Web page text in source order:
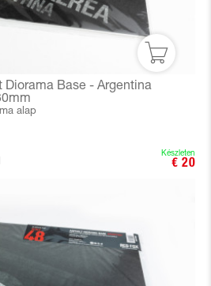
Diorama Base - Argentina
alap
Készleten
€ 20